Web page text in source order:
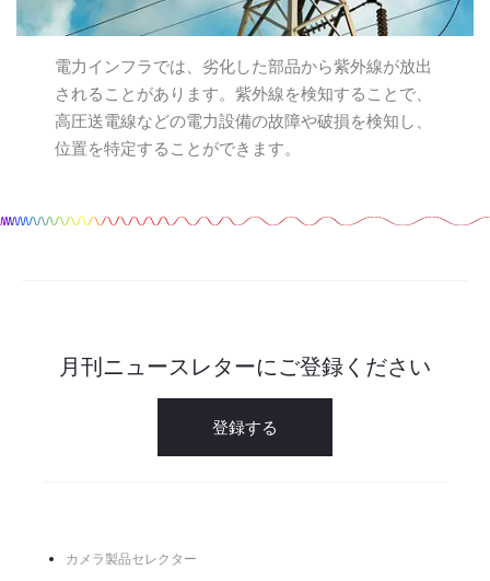
電力インフラでは、劣化した部品から紫外線が放出
されることがあります。紫外線を検知することで、
高圧送電線などの電力設備の故障や破損を検知し、
位置を特定することができます。
月刊ニュースレターにご登録ください
登録する
カメラ製品セレクター